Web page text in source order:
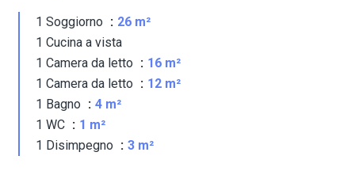
1 Soggiorno
26 m²
1 Cucina a vista
1 Camera da letto
16 m²
1 Camera da letto
12 m²
1 Bagno
4 m²
1 WC
1 m²
1 Disimpegno
3 m²